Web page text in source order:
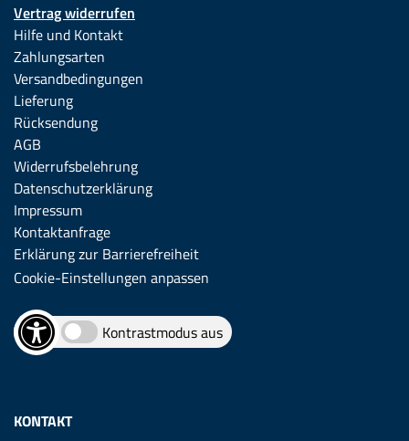
Vertrag widerrufen
Hilfe und Kontakt
Zahlungsarten
Versandbedingungen
Lieferung
Rücksendung
AGB
Widerrufsbelehrung
Datenschutzerklärung
Impressum
Kontaktanfrage
Erklärung zur Barrierefreiheit
Cookie-Einstellungen anpassen
Kontrastmodus aus
KONTAKT